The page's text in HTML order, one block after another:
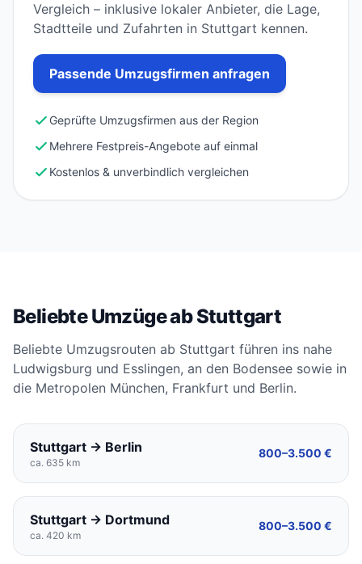
Vergleich – inklusive lokaler Anbieter, die Lage,
Stadtteile und Zufahrten in Stuttgart kennen.
Passende Umzugsfirmen anfragen
Geprüfte Umzugsfirmen aus der Region
Mehrere Festpreis-Angebote auf einmal
Kostenlos & unverbindlich vergleichen
Beliebte Umzüge ab Stuttgart
Beliebte Umzugsrouten ab Stuttgart führen ins nahe
Ludwigsburg und Esslingen, an den Bodensee sowie in
die Metropolen München, Frankfurt und Berlin.
Stuttgart → Berlin
ca. 635 km
800–3.500 €
Stuttgart → Dortmund
ca. 420 km
800–3.500 €